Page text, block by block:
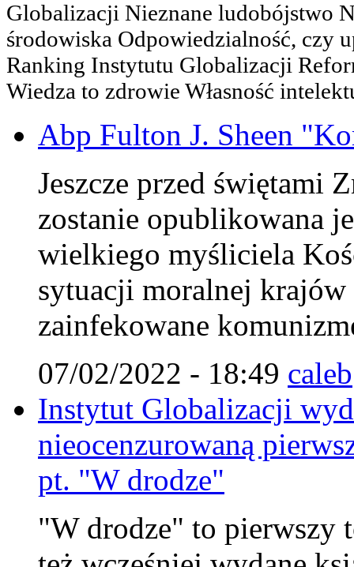
Globalizacji Nieznane ludobójstwo
środowiska Odpowiedzialność, czy
Ranking Instytutu Globalizacji
Wiedza to zdrowie Własność
Abp Fulton J. Sheen
Jeszcze przed świętami
zostanie opublikowana
wielkiego myśliciela
sytuacji moralnej krajów
zainfekowane
07/02/2022 - 18:49 caleb
Instytut Globalizacji
nieocenzurowaną
pt. "W drodze"
"W drodze" to pierwszy